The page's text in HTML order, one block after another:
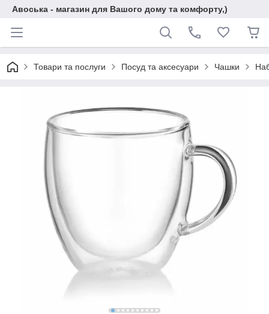
Авоська - магазин для Вашого дому та комфорту,)
Товари та послуги Посуд та аксесуари Чашки